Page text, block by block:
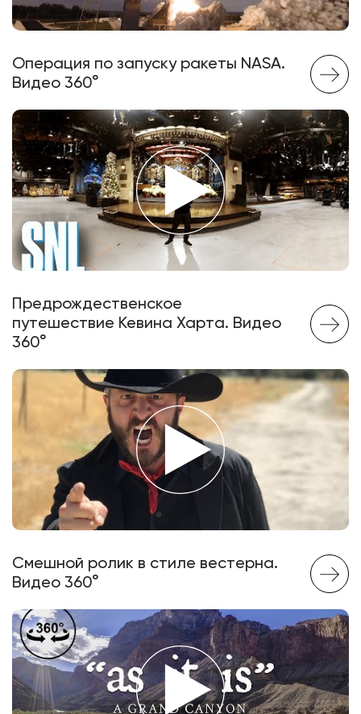
Операция по запуску ракеты NASA.
Видео 360°
Предрождественское
путешествие Кевина Харта. Видео
360°
Смешной ролик в стиле вестерна.
Видео 360°